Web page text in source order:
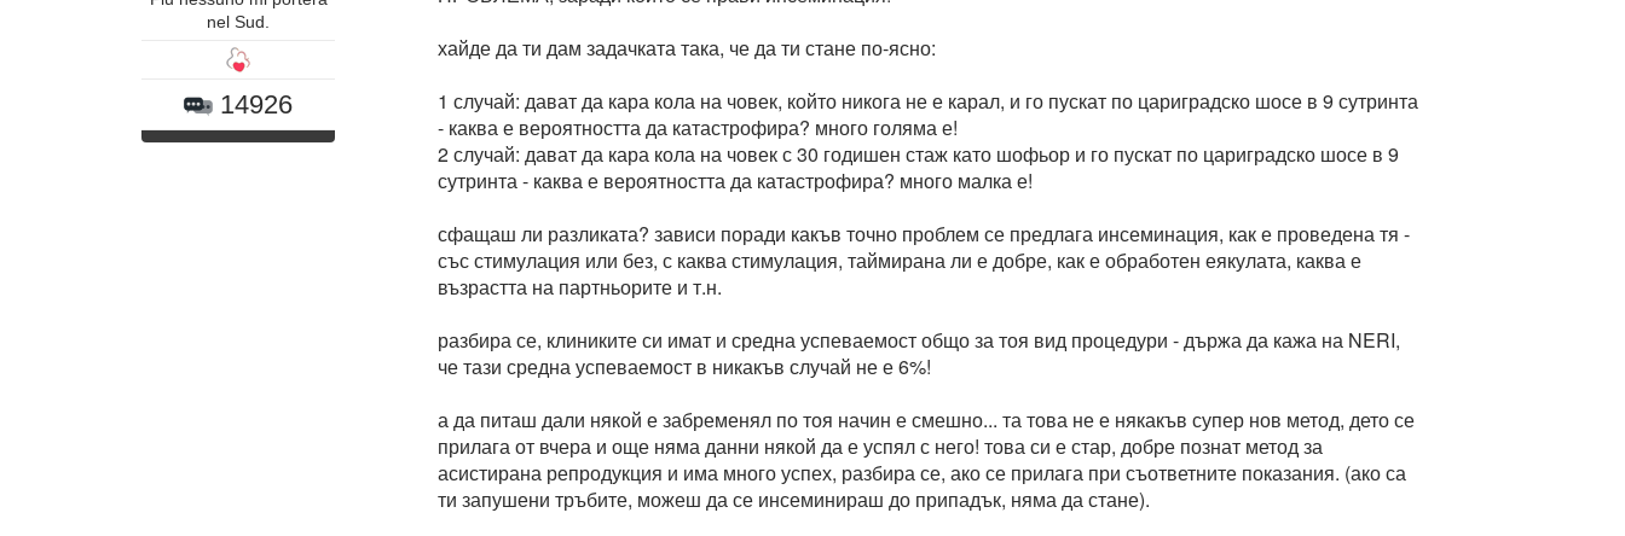
nel Sud.
14926
хайде да ти дам задачката така, че да ти стане по-ясно:
1 случай: дават да кара кола на човек, който никога не е карал, и го пускат по цариградско шосе в 9 сутринта
- каква е вероятността да катастрофира? много голяма е!
2 случай: дават да кара кола на човек с 30 годишен стаж като шофьор и го пускат по цариградско шосе в 9
сутринта - каква е вероятността да катастрофира? много малка е!
сфащаш ли разликата? зависи поради какъв точно проблем се предлага инсеминация, как е проведена тя -
със стимулация или без, с каква стимулация, таймирана ли е добре, как е обработен еякулата, каква е
възрастта на партньорите и т.н.
разбира се, клиниките си имат и средна успеваемост общо за тоя вид процедури - държа да кажа на NERI,
че тази средна успеваемост в никакъв случай не е 6%!
а да питаш дали някой е забременял по тоя начин е смешно... та това не е някакъв супер нов метод, дето се
прилага от вчера и още няма данни някой да е успял с него! това си е стар, добре познат метод за
асистирана репродукция и има много успех, разбира се, ако се прилага при съответните показания. (ако са
ти запушени тръбите, можеш да се инсеминираш до припадък, няма да стане).